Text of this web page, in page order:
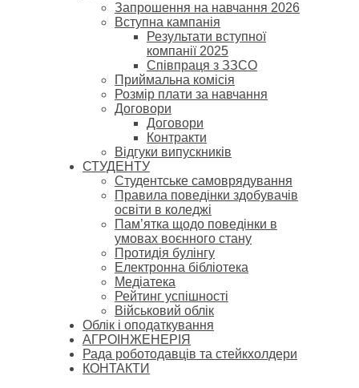
Запрошення на навчання 2026
Вступна кампанія
Результати вступної
компанії 2025
Співпраця з ЗЗСО
Приймальна комісія
Розмір плати за навчання
Договори
Договори
Контракти
Відгуки випускників
СТУДЕНТУ
Cтудентське самоврядування
Правила поведінки здобувачів
освіти в коледжі
Пам’ятка щодо поведінки в
умовах воєнного стану
Протидія булінгу
Електронна бібліотека
Медіатека
Рейтинг успішності
Військовий облік
Облік і оподаткування
АГРОІНЖЕНЕРІЯ
Рада роботодавців та стейкхолдери
КОНТАКТИ